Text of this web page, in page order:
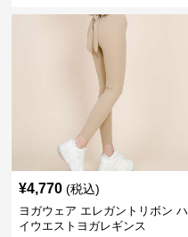
¥4,770 (税込)
ヨガウェア エレガントリボン ハ
イウエストヨガレギンス